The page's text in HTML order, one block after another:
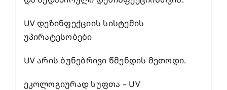
UV დეზინფექციის სისტემის
უპირატესობები
UV არის ბუნებრივი წმენდის მეთოდი.
ეკოლოგიურად სუფთა – UV